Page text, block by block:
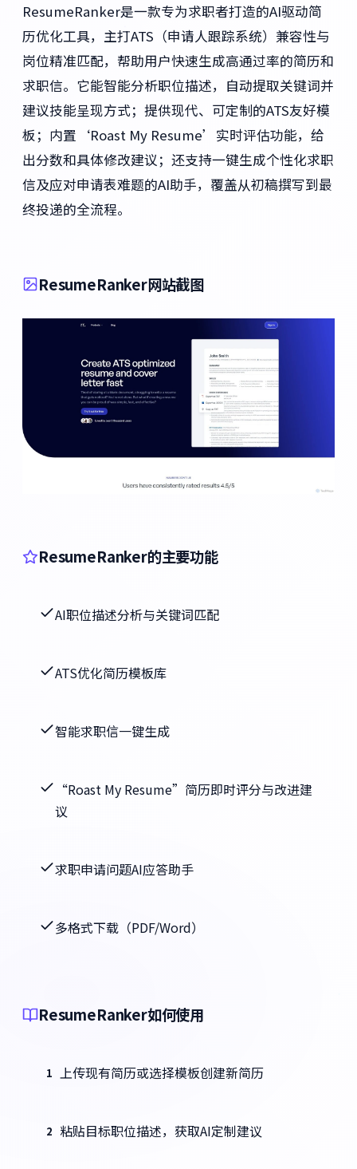
ResumeRanker是一款专为求职者打造的AI驱动简
历优化工具，主打ATS（申请人跟踪系统）兼容性与
岗位精准匹配，帮助用户快速生成高通过率的简历和
求职信。它能智能分析职位描述，自动提取关键词并
建议技能呈现方式；提供现代、可定制的ATS友好模
板；内置‘Roast My Resume’实时评估功能，给
出分数和具体修改建议；还支持一键生成个性化求职
信及应对申请表难题的AI助手，覆盖从初稿撰写到最
终投递的全流程。
ResumeRanker网站截图
ResumeRanker的主要功能
AI职位描述分析与关键词匹配
ATS优化简历模板库
智能求职信一键生成
“Roast My Resume”简历即时评分与改进建
议
求职申请问题AI应答助手
多格式下载（PDF/Word）
ResumeRanker如何使用
1 上传现有简历或选择模板创建新简历
2 粘贴目标职位描述，获取AI定制建议